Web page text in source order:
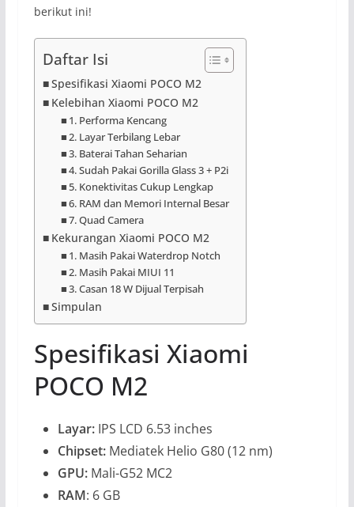
berikut ini!
Daftar Isi
Spesifikasi Xiaomi POCO M2
Kelebihan Xiaomi POCO M2
1. Performa Kencang
2. Layar Terbilang Lebar
3. Baterai Tahan Seharian
4. Sudah Pakai Gorilla Glass 3 + P2i
5. Konektivitas Cukup Lengkap
6. RAM dan Memori Internal Besar
7. Quad Camera
Kekurangan Xiaomi POCO M2
1. Masih Pakai Waterdrop Notch
2. Masih Pakai MIUI 11
3. Casan 18 W Dijual Terpisah
Simpulan
Spesifikasi Xiaomi
POCO M2
Layar: IPS LCD 6.53 inches
Chipset:Mediatek Helio G80 (12 nm)
GPU:Mali-G52 MC2
RAM: 6 GB